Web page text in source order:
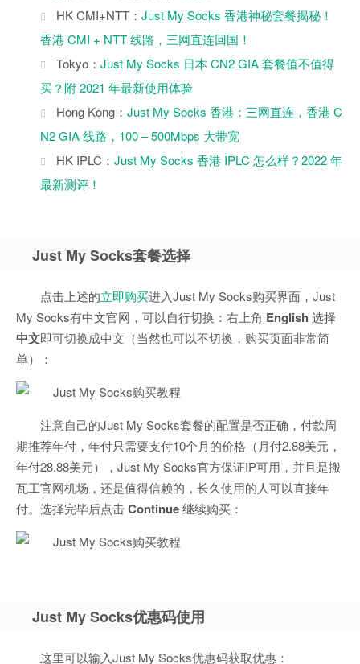
HK CMI+NTT： Just My Socks 香港神秘套餐揭秘！
香港 CMI + NTT 线路，三网直连回国！
Tokyo： Just My Socks 日本 CN2 GIA 套餐值不值得
买？附 2021 年最新使用体验
Hong Kong： Just My Socks 香港：三网直连，香港 C
N2 GIA 线路，100 – 500Mbps 大带宽
HK IPLC： Just My Socks 香港 IPLC 怎么样？2022 年
最新测评！
Just My Socks套餐选择
点击上述的立即购买进入Just My Socks购买界面，Just
My Socks有中文官网，可以自行切换：右上角 English 选择
中文即可切换成中文（当然也可以不切换，购买页面非常简
单）：
注意自己的Just My Socks套餐的配置是否正确，付款周
期推荐年付，年付只需要支付10个月的价格（月付2.88美元，
年付28.88美元），Just My Socks官方保证IP可用，并且是搬
瓦工官网机场，还是值得信赖的，长久使用的人可以直接年
付。选择完毕后点击Continue继续购买：
Just My Socks优惠码使用
这里可以输入Just My Socks优惠码获取优惠：